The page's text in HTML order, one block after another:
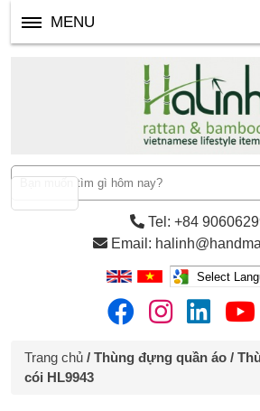
MENU
Tel: +84
Email:
Select
Trang chủ / Thùng đựng quần áo /
cói HL9943